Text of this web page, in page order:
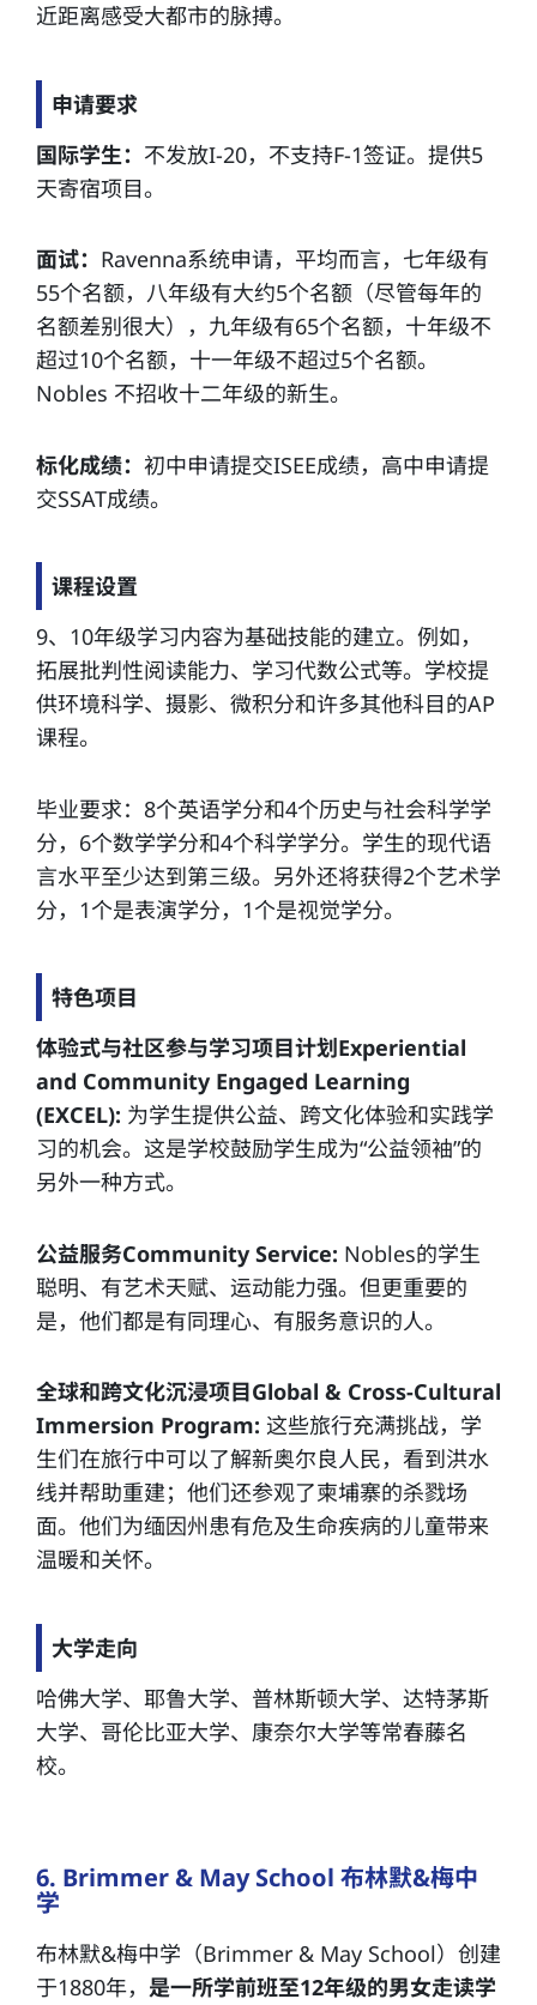
近距离感受大都市的脉搏。
申请要求
国际学生： 不发放I-20，不支持F-1签证。提供5
天寄宿项目。
面试： Ravenna系统申请，平均而言，七年级有
55个名额，八年级有大约5个名额（尽管每年的
名额差别很大），九年级有65个名额，十年级不
超过10个名额，十一年级不超过5个名额。
Nobles 不招收十二年级的新生。
标化成绩： 初中申请提交ISEE成绩，高中申请提
交SSAT成绩。
课程设置
9、10年级学习内容为基础技能的建立。例如，
拓展批判性阅读能力、学习代数公式等。学校提
供环境科学、摄影、微积分和许多其他科目的AP
课程。
毕业要求：8个英语学分和4个历史与社会科学学
分，6个数学学分和4个科学学分。学生的现代语
言水平至少达到第三级。另外还将获得2个艺术学
分，1个是表演学分，1个是视觉学分。
特色项目
体验式与社区参与学习项目计划Experiential
and Community Engaged Learning
(EXCEL): 为学生提供公益、跨文化体验和实践学
习的机会。这是学校鼓励学生成为“公益领袖”的
另外一种方式。
公益服务Community Service: Nobles的学生
聪明、有艺术天赋、运动能力强。但更重要的
是，他们都是有同理心、有服务意识的人。
全球和跨文化沉浸项目Global & Cross-Cultural
Immersion Program: 这些旅行充满挑战，学
生们在旅行中可以了解新奥尔良人民，看到洪水
线并帮助重建；他们还参观了柬埔寨的杀戮场
面。他们为缅因州患有危及生命疾病的儿童带来
温暖和关怀。
大学走向
哈佛大学、耶鲁大学、普林斯顿大学、达特茅斯
大学、哥伦比亚大学、康奈尔大学等常春藤名
校。
6. Brimmer & May School 布林默&梅中
学
布林默&梅中学（Brimmer & May School）创建
于1880年， 是一所学前班至12年级的男女走读学